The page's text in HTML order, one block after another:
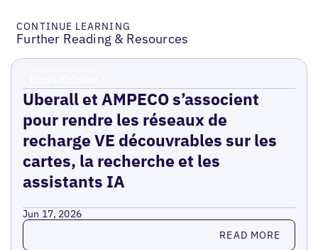
CONTINUE LEARNING
Further Reading & Resources
Uberall et AMPECO s’associent
pour rendre les réseaux de
recharge VE découvrables sur les
cartes, la recherche et les
assistants IA
Jun 17, 2026
Read more READ MORE